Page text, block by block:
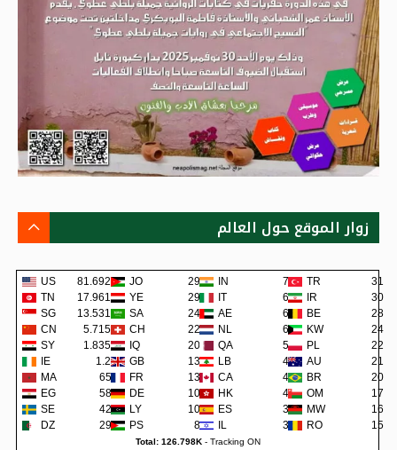
زوار الموقع حول العالم
US 81.692K JO 293 IN 74 TR
31
TN
17.961K YE 291 IT 62 IR
30
SG
13.531K SA 243 AE 62 BE
28
CN
5.715K CH 220 NL 60 KW
24
SY
1.835K IQ 202 QA 57 PL
22
IE
1.2K GB 138 LB 48 AU
21
MA
659 FR 138 CA 45 BR
20
EG
582 DE 109 HK 42 OM
17
SE
422 LY 105 ES 38 MW
16
DZ
299 PS 80 IL 36 RO 15
Total: 126.798K- Tracking ON